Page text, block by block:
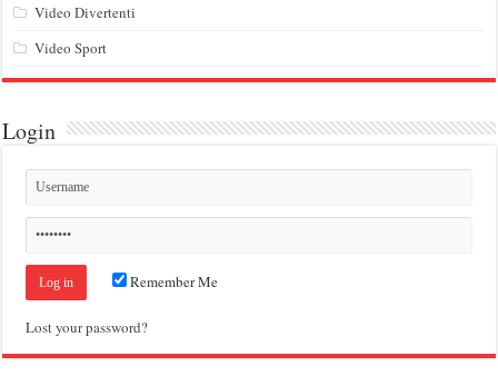
Video Divertenti
Video Sport
Login
Remember Me
Lost your password?